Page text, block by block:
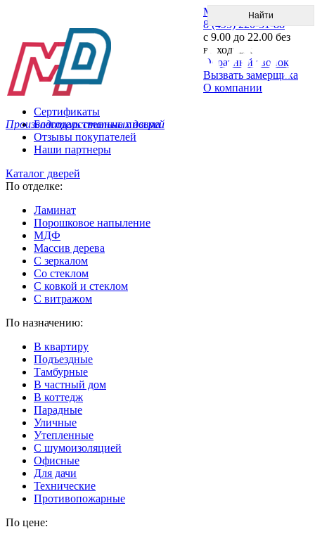
Производитель стальных дверей
Меню
8 (495) 220-51-88
с 9.00 до 22.00 без
выходных
Обратный звонок
Вызвать замерщика
О компании
Сертификаты
Благодарственные письма
Отзывы покупателей
Наши партнеры
Каталог дверей
По отделке:
Ламинат
Порошковое напыление
МДФ
Массив дерева
С зеркалом
Со стеклом
С ковкой и стеклом
С витражом
По назначению:
В квартиру
Подъездные
Тамбурные
В частный дом
В коттедж
Парадные
Уличные
Утепленные
C шумоизоляцией
Офисные
Для дачи
Технические
Противопожарные
По цене: